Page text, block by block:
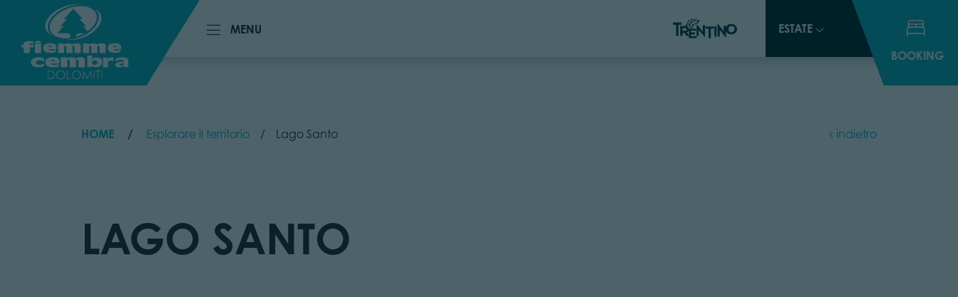
MENU
ESTATE
BOOKING
MENU
ESTATE
BOOKING
HOME Esplorare il territorio Lago Santo indietro
LAGO SANTO